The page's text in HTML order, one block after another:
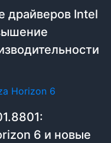
драйверов Intel
6 и новые